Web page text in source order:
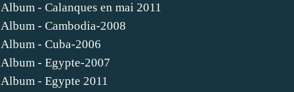
Album - Calanques en mai 2011
Album - Cambodia-2008
Album - Cuba-2006
Album - Egypte-2007
Album - Egypte 2011